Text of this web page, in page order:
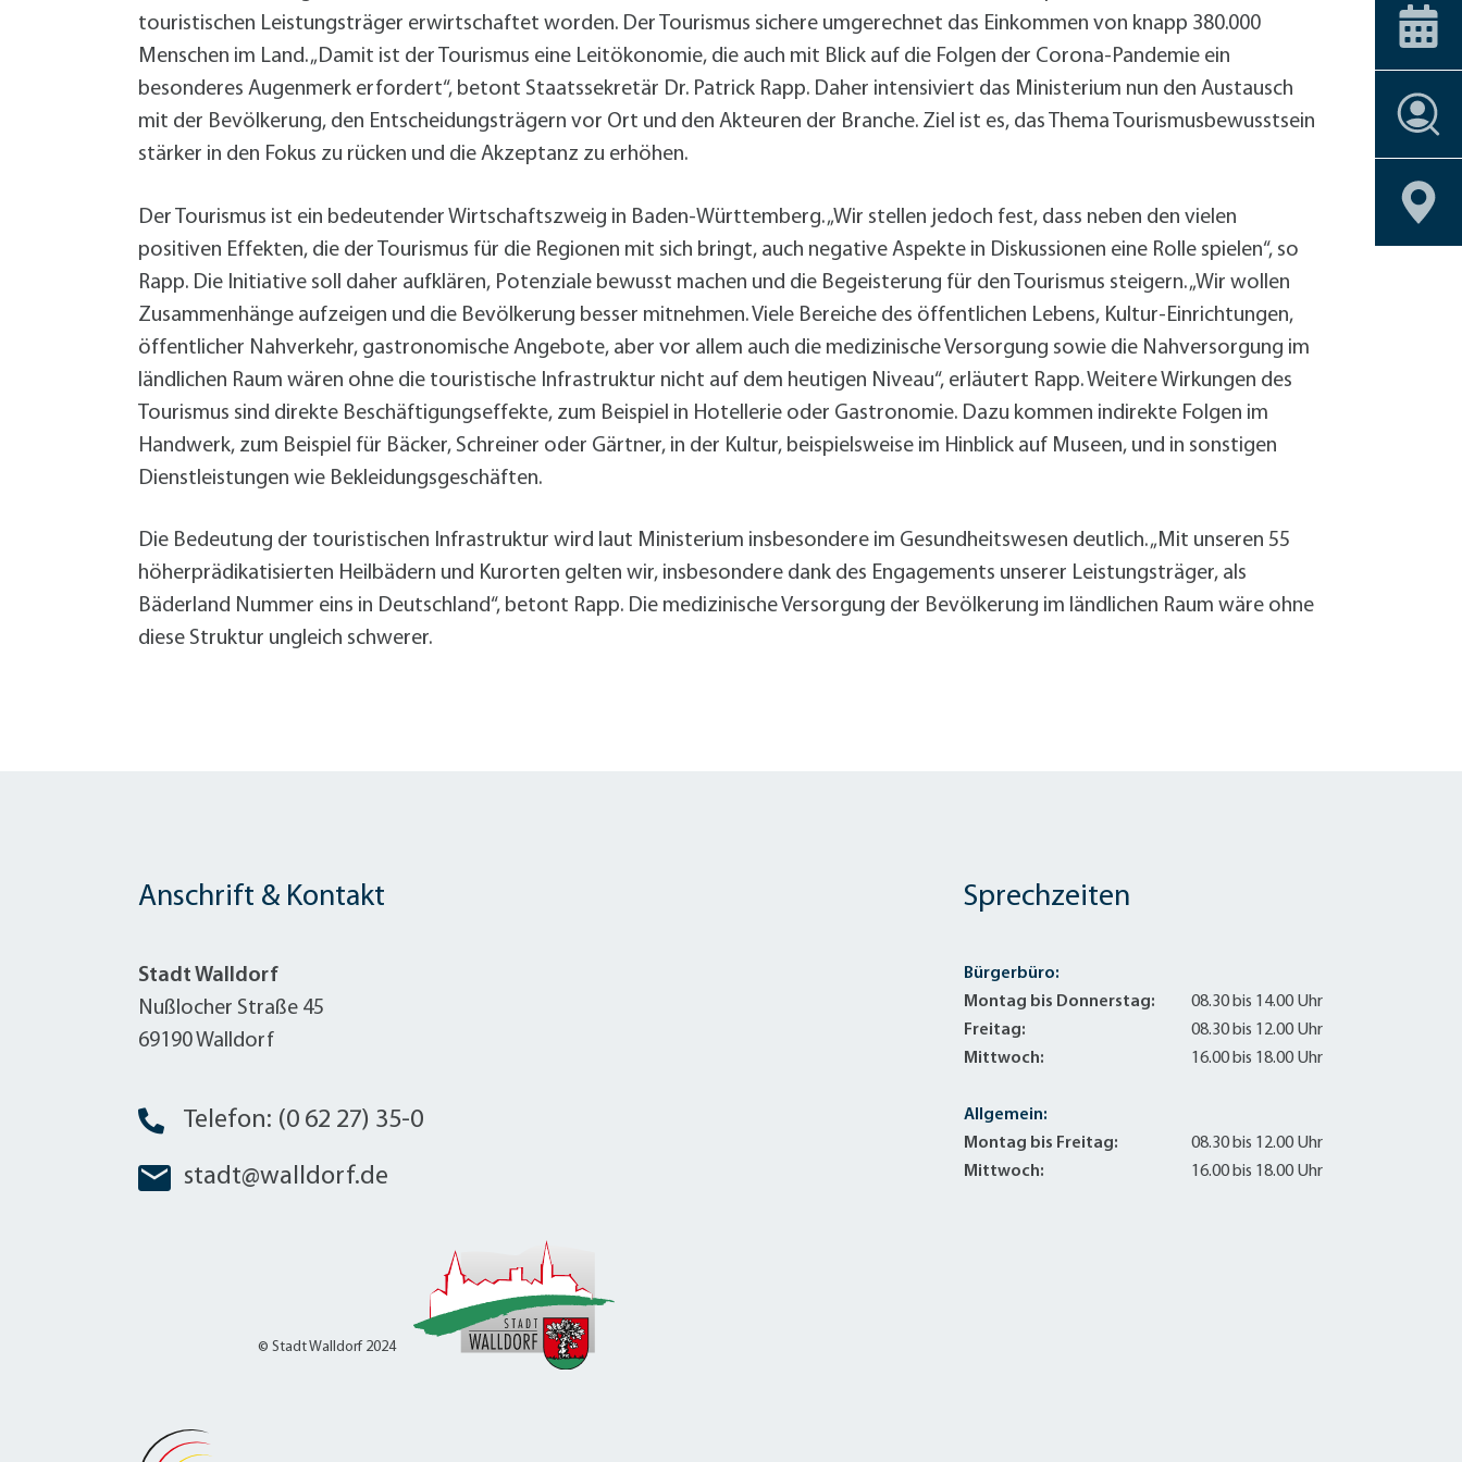
Hitze
Hilfe für die Ukraine
Formularservice
Forst
Fundsachen
Geoportal
Informationen Planen und Bauen
Ausschreibungen
Bauanträge
Bebauungspläne
Flächennutzungsplan
Bodenrichtwerte
Einzelhandelskonzept
Planoffenlagen
Walldorf-Süd 1. BA
Wohnungsbauförderung
+
Klimaschutzkonzept
Mitarbeiter von A bis Z
Öffentliche Toiletten
Satzungen, Verordnungen, Richtlinien
Schnittgut- und Recyclingplatz
Starkregen Risikovorsorge
Termine
Was erledige ich wo?
Wegbeschreibung
Zahlen und Fakten
Zentrale Verwaltung
Ordnung und Umwelt
Finanzen
Planen, Bauen, Immobilien
Wirtschaftsförderung
Eigenbetrieb Wohnungswirtschaft
Termine Bürgerservice Veranstaltungskalender Geoportal
Geld sparen
Service
Termine Bürgerservice Veranstaltungskalender Geoportal
Termine Bürgerservice Veranstaltungskalender Geoportal
Vortrag (VHS): Starkregen- und
Katastrophenvorsorge
Starkregen Risikovorsorge
Förderprogramme Mobilität
Entsiegelung
Fahrrad-
Gebäudehülle
Geschirrmobil
Termine Bürgerservice Veranstaltungskalender Geoportal
Termine Bürgerservice Veranstaltungskalender Geoportal
touristischen Leistungsträger erwirtschaftet worden. Der Tourismus sichere umgerechnet das Einkommen von knapp 380.000
Menschen im Land. „Damit ist der Tourismus eine Leitökonomie, die auch mit Blick auf die Folgen der Corona-Pandemie ein
besonderes Augenmerk erfordert“, betont Staatssekretär Dr. Patrick Rapp. Daher intensiviert das Ministerium nun den Austausch
mit der Bevölkerung, den Entscheidungsträgern vor Ort und den Akteuren der Branche. Ziel ist es, das Thema Tourismusbewusstsein
stärker in den Fokus zu rücken und die Akzeptanz zu erhöhen.
Der Tourismus ist ein bedeutender Wirtschaftszweig in Baden-Württemberg. „Wir stellen jedoch fest, dass neben den vielen
positiven Effekten, die der Tourismus für die Regionen mit sich bringt, auch negative Aspekte in Diskussionen eine Rolle spielen“, so
Rapp. Die Initiative soll daher aufklären, Potenziale bewusst machen und die Begeisterung für den Tourismus steigern. „Wir wollen
Zusammenhänge aufzeigen und die Bevölkerung besser mitnehmen. Viele Bereiche des öffentlichen Lebens, Kultur-Einrichtungen,
öffentlicher Nahverkehr, gastronomische Angebote, aber vor allem auch die medizinische Versorgung sowie die Nahversorgung im
ländlichen Raum wären ohne die touristische Infrastruktur nicht auf dem heutigen Niveau“, erläutert Rapp. Weitere Wirkungen des
Tourismus sind direkte Beschäftigungseffekte, zum Beispiel in Hotellerie oder Gastronomie. Dazu kommen indirekte Folgen im
Handwerk, zum Beispiel für Bäcker, Schreiner oder Gärtner, in der Kultur, beispielsweise im Hinblick auf Museen, und in sonstigen
Dienstleistungen wie Bekleidungsgeschäften.
Die Bedeutung der touristischen Infrastruktur wird laut Ministerium insbesondere im Gesundheitswesen deutlich. „Mit unseren 55
höherprädikatisierten Heilbädern und Kurorten gelten wir, insbesondere dank des Engagements unserer Leistungsträger, als
Bäderland Nummer eins in Deutschland“, betont Rapp. Die medizinische Versorgung der Bevölkerung im ländlichen Raum wäre ohne
diese Struktur ungleich schwerer.
Veranstaltungskalender
Stellenangebote
Anschrift & Kontakt
Stadt Walldorf
Nußlocher Straße 45
69190 Walldorf
Telefon: (0 62 27) 35-0
stadt@walldorf.de
Sprechzeiten
Bürgerbüro:
Montag bis Donnerstag:
08.30 bis 14.00 Uhr
Freitag:
08.30 bis 12.00 Uhr
Mittwoch:
16.00 bis 18.00 Uhr
Allgemein:
Montag bis Freitag:
08.30 bis 12.00 Uhr
Mittwoch:
16.00 bis 18.00 Uhr
© Stadt Walldorf 2024